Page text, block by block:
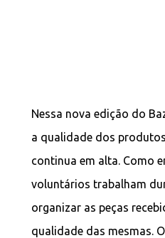
Nessa nova edição do
a qualidade dos
continua em alta. Como
voluntários trabalham
organizar as peças
qualidade das mesmas.